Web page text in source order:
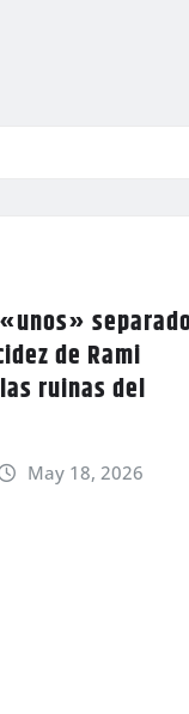
de Rami
ruinas del
May 18, 2026